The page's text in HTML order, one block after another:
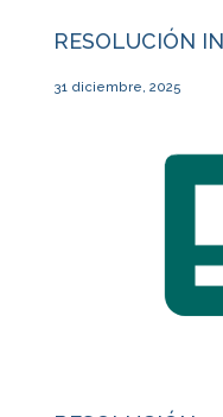
RESOLUCIÓN
31 diciembre, 2025